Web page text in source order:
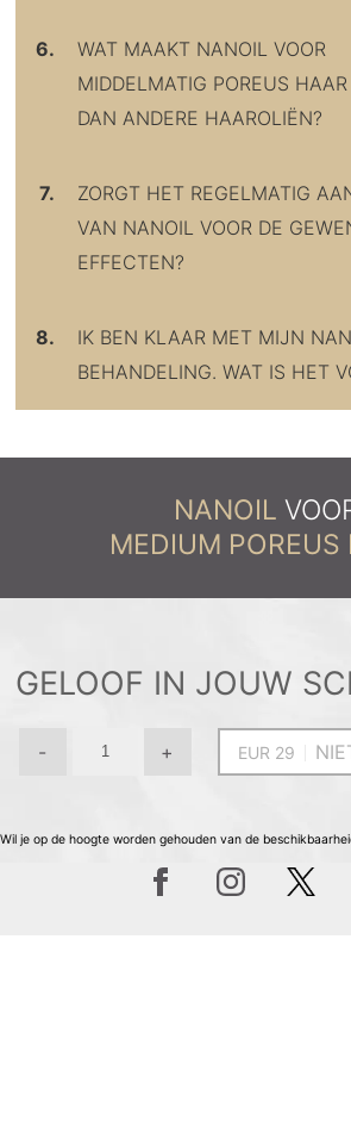
6.
WAT MAAKT NANOIL VOOR
MIDDELMATIG POREUS
DAN ANDERE HAAROLIËN?
7.
ZORGT HET REGELMATIG
VAN NANOIL VOOR DE
EFFECTEN?
8.
IK BEN KLAAR MET MIJN
BEHANDELING. WAT IS HET
NANOIL
MEDIUM POREUS
GELOOF IN JOUW
- +
Wil je op de hoogte worden gehouden van de